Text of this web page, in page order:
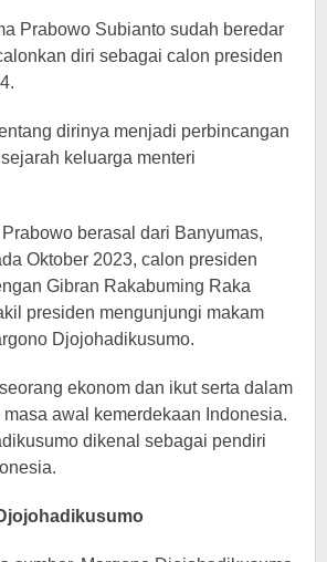
Prabowo Subianto sudah beredar
diri sebagai calon presiden
dirinya menjadi perbincangan
keluarga menteri
berasal dari Banyumas,
Oktober 2023, calon presiden
Gibran Rakabuming Raka
presiden mengunjungi makam
Djojohadikusumo.
ekonom dan ikut serta dalam
awal kemerdekaan Indonesia.
dikenal sebagai pendiri